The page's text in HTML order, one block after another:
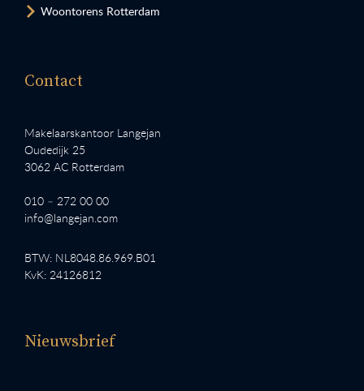
Woontorens Rotterdam
Contact
Makelaarskantoor Langejan
Oudedijk 25
3062 AC Rotterdam
010 – 272 00 00
info@langejan.com
BTW: NL8048.86.969.B01
KvK: 24126812
Nieuwsbrief